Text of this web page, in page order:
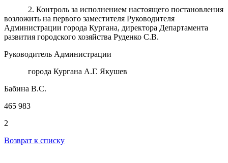
2. Контроль за исполнением настоящего постановления
возложить на первого заместителя Руководителя
Администрации города Кургана, директора Департамента
развития городского хозяйства Руденко С.В.
Руководитель Администрации
города Кургана А.Г. Якушев
Бабина В.С.
465 983
2
Возврат к списку